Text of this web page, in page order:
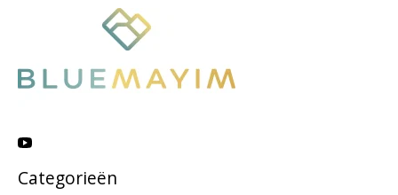
Categorieën